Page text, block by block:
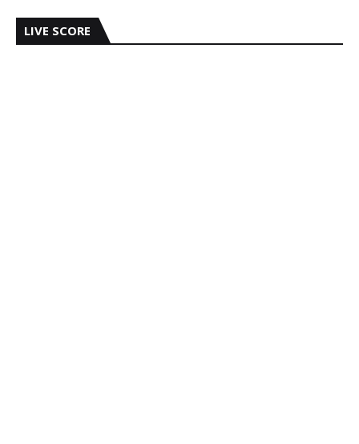
LIVE SCORE